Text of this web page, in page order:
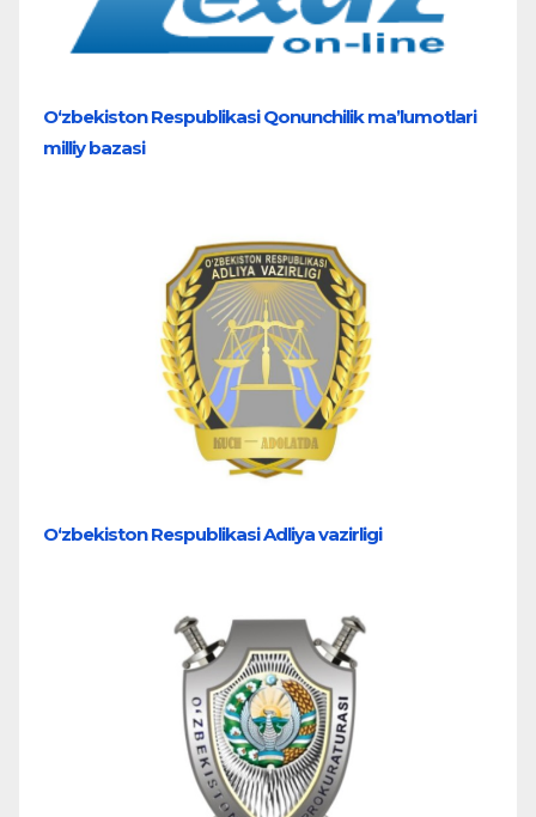
O‘zbekiston Respublikasi Qonunchilik ma’lumotlari
milliy bazasi
O‘zbekiston Respublikasi Adliya vazirligi